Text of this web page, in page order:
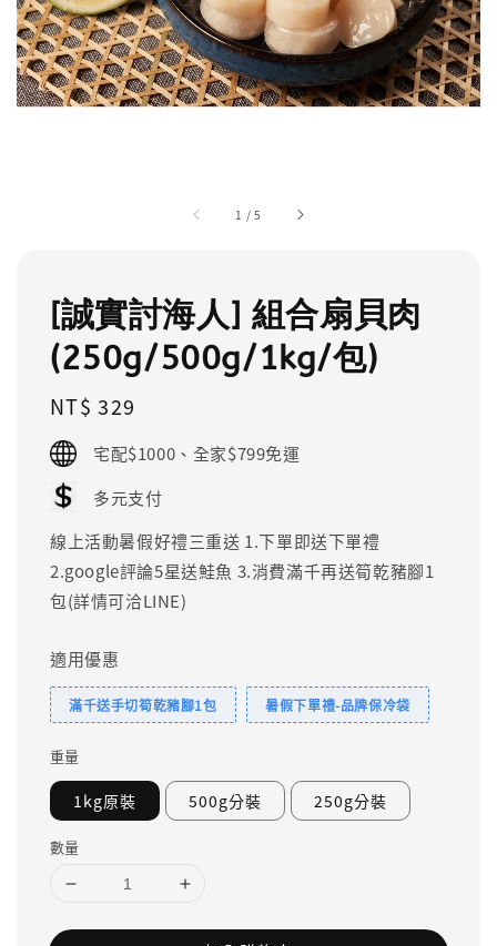
1 /5
[誠實討海人] 組合扇貝肉
(250g/500g/1kg/包)
Regular
price
NT$ 329
宅配$1000、全家$799免運
多元支付
線上活動暑假好禮三重送 1.下單即送下單禮
2.google評論5星送鮭魚 3.消費滿千再送筍乾豬腳1
包(詳情可洽LINE)
適用優惠
滿千送手切筍乾豬腳1包 暑假下單禮-品牌保冷袋
重量
1kg原裝 500g分裝 250g分裝
數量